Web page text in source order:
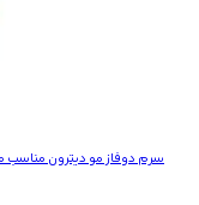
سرم دوفاز مو دیترون مناسب